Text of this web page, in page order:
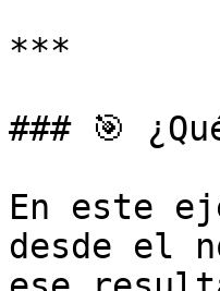
***
### 🎯
En este
desde el